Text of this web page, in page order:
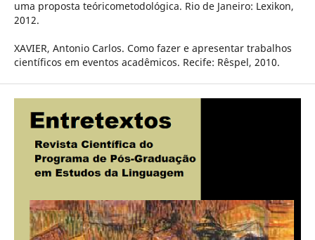
uma proposta teóricometodológica. Rio de Janeiro: Lexikon,
2012.
XAVIER, Antonio Carlos. Como fazer e apresentar trabalhos
científicos em eventos acadêmicos. Recife: Rêspel, 2010.